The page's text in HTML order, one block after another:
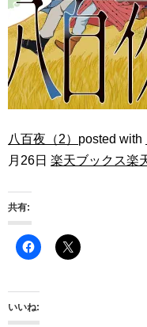
八百夜（2） posted with
月26日 楽天ブックス楽
共有:
いいね: